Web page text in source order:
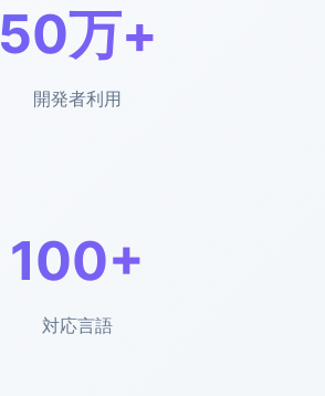
50万+
開発者利用
100+
対応言語